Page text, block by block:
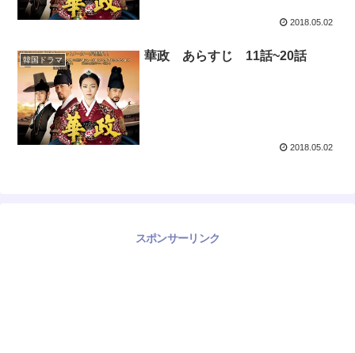
2018.05.02
韓国ドラマ 華政 あらすじ 11話~20話
2018.05.02
スポンサーリンク